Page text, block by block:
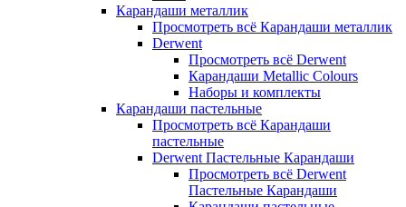
Карандаши металлик
Просмотреть всё Карандаши металлик
Derwent
Просмотреть всё Derwent
Карандаши Metallic Colours
Наборы и комплекты
Карандаши пастельные
Просмотреть всё Карандаши
пастельные
Derwent Пастельные Карандаши
Просмотреть всё Derwent
Пастельные Карандаши